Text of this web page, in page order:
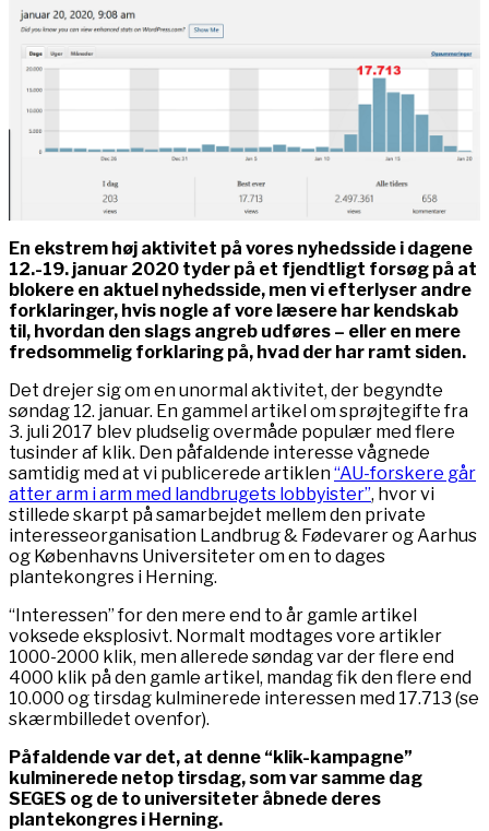
En ekstrem høj aktivitet på vores nyhedsside i dagene
12.-19. januar 2020 tyder på et fjendtligt forsøg på at
blokere en aktuel nyhedsside, men vi efterlyser andre
forklaringer, hvis nogle af vore læsere har kendskab
til, hvordan den slags angreb udføres – eller en mere
fredsommelig forklaring på, hvad der har ramt siden.
Det drejer sig om en unormal aktivitet, der begyndte
søndag 12. januar. En gammel artikel om sprøjtegifte fra
3. juli 2017 blev pludselig overmåde populær med flere
tusinder af klik. Den påfaldende interesse vågnede
samtidig med at vi publicerede artiklen“AU-forskere går
atter arm i arm med landbrugets lobbyister”, hvor vi
stillede skarpt på samarbejdet mellem den private
interesseorganisation Landbrug & Fødevarer og Aarhus
og Københavns Universiteter om en to dages
plantekongres i Herning.
“Interessen” for den mere end to år gamle artikel
voksede eksplosivt. Normalt modtages vore artikler
1000-2000 klik, men allerede søndag var der flere end
4000 klik på den gamle artikel, mandag fik den flere end
10.000 og tirsdag kulminerede interessen med 17.713 (se
skærmbilledet ovenfor).
Påfaldende var det, at denne “klik-kampagne”
kulminerede netop tirsdag, som var samme dag
SEGES og de to universiteter åbnede deres
plantekongres i Herning.